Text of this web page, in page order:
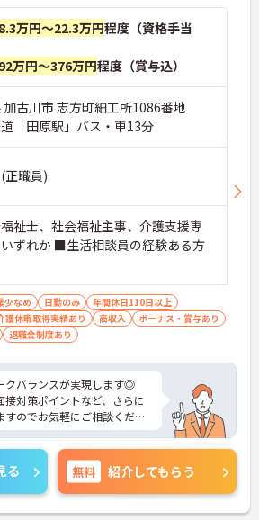
万円～22.3万円程度（資格手当
万円～376万円程度（賞与込）
加古川市 志方町細工所1086番地
「田原駅」バス・車13分
正職員)
祉士、社会福祉主事、介護支援専
ずれか ■生活相談員の経験ある方
少なめ 日勤のみ
年間休日110日以上
護休暇取得実績あり 高収入
ボーナス・賞与あり
退職金制度あり
クバランスが実現します◎
接対策ポイントなど、さらに
のでお気軽にご相談くださ
る 無料 紹介してもらう